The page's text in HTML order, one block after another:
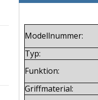
Modellnummer:
Typ:
Funktion:
Griffmaterial: